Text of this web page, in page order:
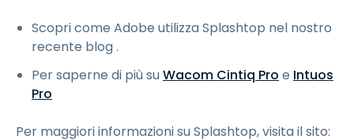
Scopri come Adobe utilizza Splashtop nel nostro
recente blog.
Per saperne di più suWacom Cintiq Pro e Intuos
Pro
Per maggiori informazioni su Splashtop, visita il sito: